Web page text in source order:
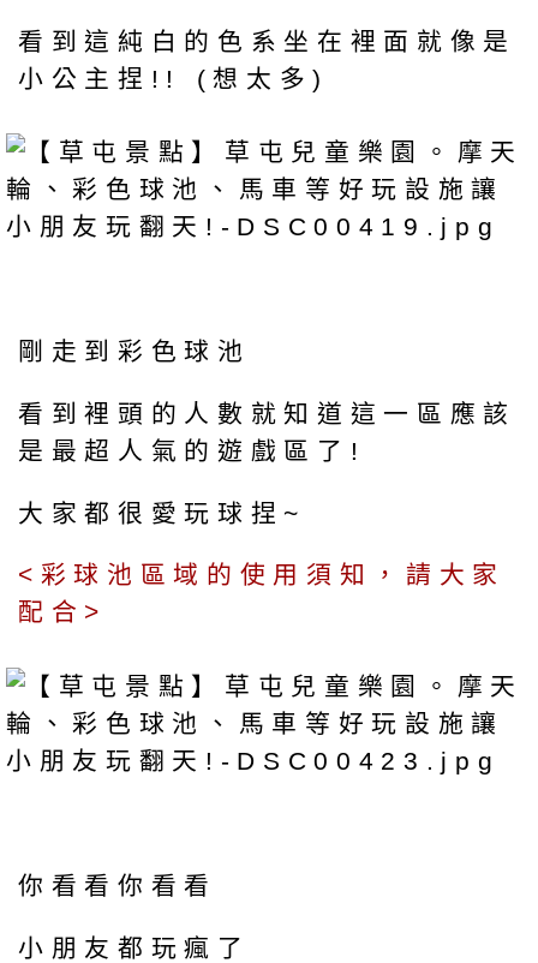
看到這純白的色系坐在裡面就像是
小公主捏!! (想太多)
剛走到彩色球池
看到裡頭的人數就知道這一區應該
是最超人氣的遊戲區了!
大家都很愛玩球捏~
<彩球池區域的使用須知，請大家
配合>
你看看你看看
小朋友都玩瘋了